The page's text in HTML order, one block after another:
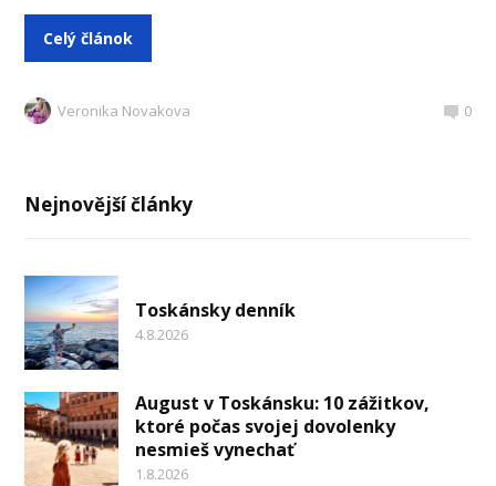
Celý článok
Veronika Novakova 0
Nejnovější články
Toskánsky denník
4.8.2026
August v Toskánsku: 10 zážitkov,
ktoré počas svojej dovolenky
nesmieš vynechať
1.8.2026